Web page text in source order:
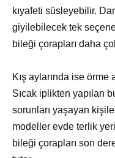
kıyafeti süsleyebilir.
giyilebilecek tek
bileği çorapları daha
Kış aylarında ise
Sıcak iplikten yapılan
sorunları yaşayan
modeller evde terlik
bileği çorapları son